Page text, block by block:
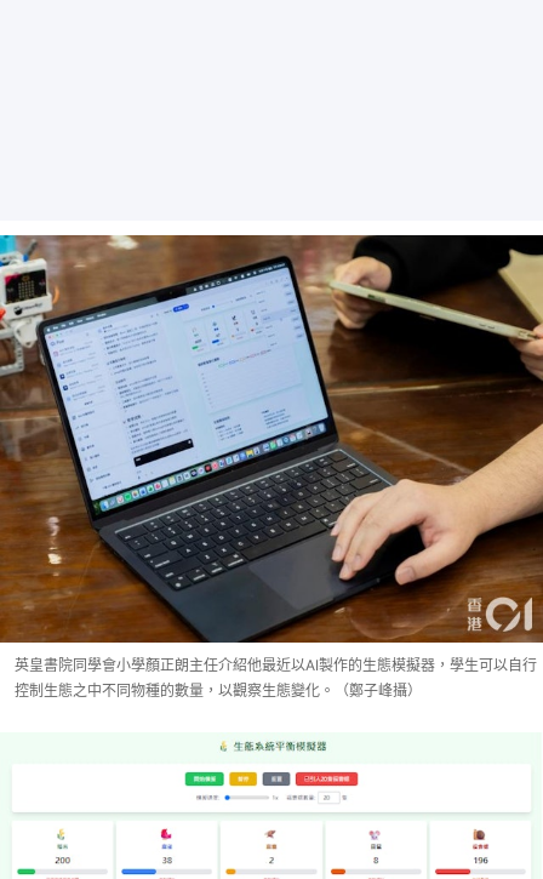
英皇書院同學會小學顏正朗主任介紹他最近以AI製作的生態模擬器，學生可以自行
控制生態之中不同物種的數量，以觀察生態變化。（鄭子峰攝）